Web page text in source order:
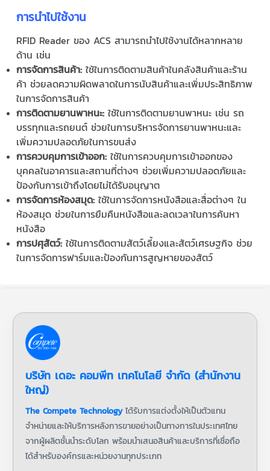
การนำไปใช้งาน
RFID Reader ของ ACS สามารถนำไปใช้งานได้หลากหลาย
ด้าน เช่น
การจัดการสินค้า:ใช้ในการติดตามสินค้าในคลังสินค้าและร้าน
ค้า ช่วยลดความผิดพลาดในการนับสินค้าและเพิ่มประสิทธิภาพ
ในการจัดการสินค้า
การติดตามยานพาหนะ:ใช้ในการติดตามยานพาหนะ เช่น รถ
บรรทุกและรถยนต์ ช่วยในการบริหารจัดการยานพาหนะและ
เพิ่มความปลอดภัยในการขนส่ง
การควบคุมการเข้าออก:ใช้ในการควบคุมการเข้าออกของ
บุคคลในอาคารและสถานที่ต่างๆ ช่วยเพิ่มความปลอดภัยและ
ป้องกันการเข้าถึงโดยไม่ได้รับอนุญาต
การจัดการห้องสมุด:ใช้ในการจัดการหนังสือและสื่อต่างๆ ใน
ห้องสมุด ช่วยในการยืมคืนหนังสือและลดเวลาในการค้นหา
หนังสือ
การปศุสัตว์:ใช้ในการติดตามสัตว์เลี้ยงและสัตว์เศรษฐกิจ ช่วย
ในการจัดการฟาร์มและป้องกันการสูญหายของสัตว์
บริษัท เดอะ คอมพีท เทคโนโลยี จำกัด (สำนักงาน
ใหญ่)
The Compete Technologyได้รับการแต่งตั้งให้เป็นตัวแทน
จำหน่ายและให้บริการหลังการขายอย่างเป็นทางการในประเทศไทย
จากผู้ผลิตชั้นนำระดับโลก พร้อมนำเสนอสินค้าและบริการที่เชื่อถือ
ได้สำหรับองค์กรและหน่วยงานทุกประเภท